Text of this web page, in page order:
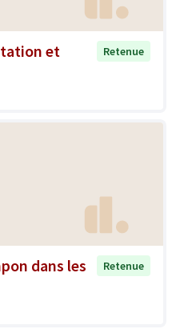
et
Retenue
dans les
Retenue